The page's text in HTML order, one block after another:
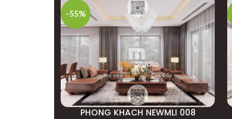
-55%
PHONG KHACH NEWMLI 008